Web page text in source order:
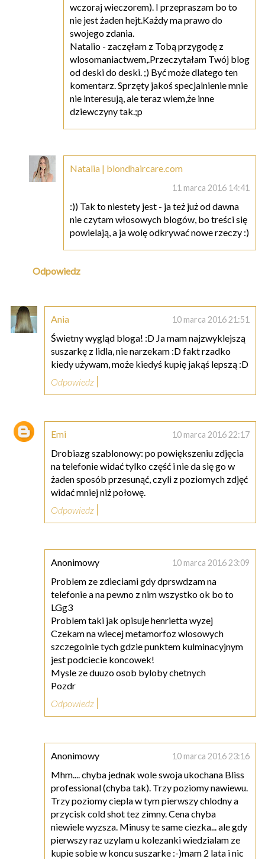
wczoraj wieczorem). I przepraszam bo to
nie jest żaden hejt.Każdy ma prawo do
swojego zdania.
Natalio - zaczęłam z Tobą przygodę z
wlosomaniactwem,.Przeczytałam Twój blog
od deski do deski. ;) Być może dlatego ten
komentarz. Sprzęty jakoś specjalnienie mnie
nie interesują, ale teraz wiem,że inne
dziewczyny tak.;p
Natalia | blondhaircare.com
11 marca 2016 14:41
:)) Tak to niestety jest - ja też już od dawna
nie czytam włosowych blogów, bo treści się
powielają, a ja wolę odkrywać nowe rzeczy :)
Odpowiedz
Ania 10 marca 2016 21:51
Świetny wygląd bloga! :D Ja mam najzwyklejszą
suszarkę z lidla, nie narzekam :D fakt rzadko
kiedy używam, może kiedyś kupię jakąś lepszą :D
Odpowiedz
Emi 10 marca 2016 22:17
Drobiazg szablonowy: po powiększeniu zdjęcia
na telefonie widać tylko część i nie da się go w
żaden sposób przesunąć, czyli z poziomych zdjęć
widać mniej niż połowę.
Odpowiedz
Anonimowy 10 marca 2016 23:09
Problem ze zdieciami gdy dprswdzam na
telefonie a na pewno z nim wszystko ok bo to
LGg3
Problem taki jak opisuje henrietta wyzej
Czekam na wiecej metamorfoz wlosowych
szczegolnie tych gdzie punktem kulminacyjnym
jest podciecie koncowek!
Mysle ze duuzo osob byloby chetnych
Pozdr
Odpowiedz
Anonimowy 10 marca 2016 23:16
Mhm.... chyba jednak wole swoja ukochana Bliss
professional (chyba tak). Trzy poziomy nawiewu.
Trzy poziomy ciepla w tym pierwszy chlodny a
przycisk cold shot tez zimny. Cena chyba
niewiele wyzsza. Minusy te same ciezka... ale gdy
pierwszy raz uzylam u kolezanki wiedzialam ze
kupie sobie w koncu suszarke :-)mam 2 lata i nic